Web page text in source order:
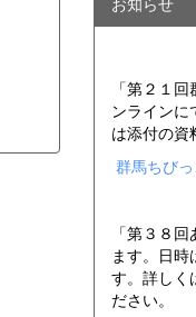
「第２１
ンラインに
は添付の資
群馬ちび
「第３８
ます。日
す。詳しく
ださい。